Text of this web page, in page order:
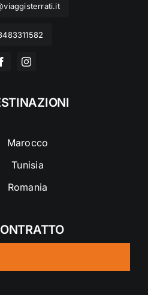
Marocco
Tunisia
Romania